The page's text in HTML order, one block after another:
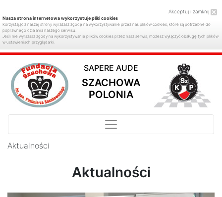
Akceptuj i zamknij
Nasza strona internetowa wykorzystuje pliki cookies
Korzystając z naszej strony wyrażasz zgodę na wykorzystywanie przez nas plików cookies, które są potrzebne do
poprawnego działania naszego serwisu.
Jeśli nie wyrażasz zgody na wykorzystywanie plików cookies przez nasz serwis, możesz wyłączyć obsługę tych plików
w ustawieniach przyglądarki.
SAPERE AUDE
SZACHOWA
POLONIA
Aktualności
Aktualności